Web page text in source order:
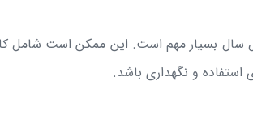
سال بسیار مهم است. این ممکن است شامل
استفاده و نگهداری باشد.